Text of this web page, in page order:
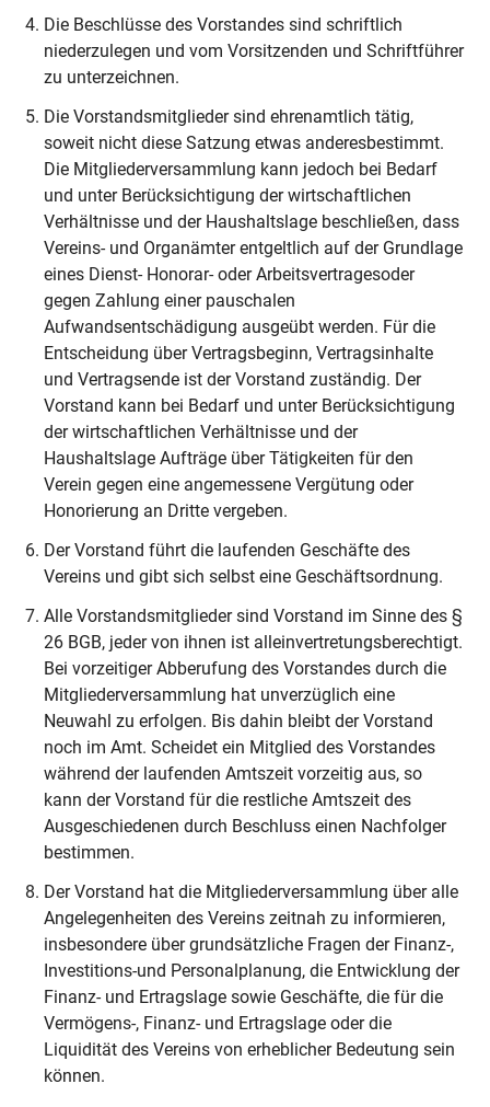
Die Beschlüsse des Vorstandes sind schriftlich
niederzulegen und vom Vorsitzenden und Schriftführer
zu unterzeichnen.
Die Vorstandsmitglieder sind ehrenamtlich tätig,
soweit nicht diese Satzung etwas anderesbestimmt.
Die Mitgliederversammlung kann jedoch bei Bedarf
und unter Berücksichtigung der wirtschaftlichen
Verhältnisse und der Haushaltslage beschließen, dass
Vereins- und Organämter entgeltlich auf der Grundlage
eines Dienst- Honorar- oder Arbeitsvertragesoder
gegen Zahlung einer pauschalen
Aufwandsentschädigung ausgeübt werden. Für die
Entscheidung über Vertragsbeginn, Vertragsinhalte
und Vertragsende ist der Vorstand zuständig. Der
Vorstand kann bei Bedarf und unter Berücksichtigung
der wirtschaftlichen Verhältnisse und der
Haushaltslage Aufträge über Tätigkeiten für den
Verein gegen eine angemessene Vergütung oder
Honorierung an Dritte vergeben.
Der Vorstand führt die laufenden Geschäfte des
Vereins und gibt sich selbst eine Geschäftsordnung.
Alle Vorstandsmitglieder sind Vorstand im Sinne des §
26 BGB, jeder von ihnen ist alleinvertretungsberechtigt.
Bei vorzeitiger Abberufung des Vorstandes durch die
Mitgliederversammlung hat unverzüglich eine
Neuwahl zu erfolgen. Bis dahin bleibt der Vorstand
noch im Amt. Scheidet ein Mitglied des Vorstandes
während der laufenden Amtszeit vorzeitig aus, so
kann der Vorstand für die restliche Amtszeit des
Ausgeschiedenen durch Beschluss einen Nachfolger
bestimmen.
Der Vorstand hat die Mitgliederversammlung über alle
Angelegenheiten des Vereins zeitnah zu informieren,
insbesondere über grundsätzliche Fragen der Finanz-,
Investitions-und Personalplanung, die Entwicklung der
Finanz- und Ertragslage sowie Geschäfte, die für die
Vermögens-, Finanz- und Ertragslage oder die
Liquidität des Vereins von erheblicher Bedeutung sein
können.